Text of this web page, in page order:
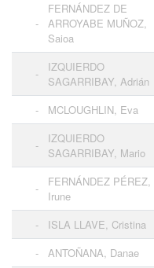
-
FERNÁNDEZ DE
ARROYABE MUÑOZ,
Saioa
-
IZQUIERDO
SAGARRIBAY, Adrián
- MCLOUGHLIN, Eva
-
IZQUIERDO
SAGARRIBAY, Mario
-
FERNÁNDEZ PÉREZ,
Irune
- ISLA LLAVE, Cristina
-
ANTOÑANA, Danae